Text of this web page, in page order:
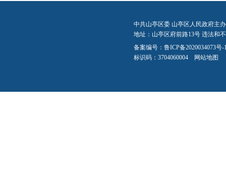
中共山亭区委 山亭区人民政府主
地址：山亭区府前路13号 违法和
备案编号： 鲁ICP备2020034073号-
标识码：3704060004 网站地图